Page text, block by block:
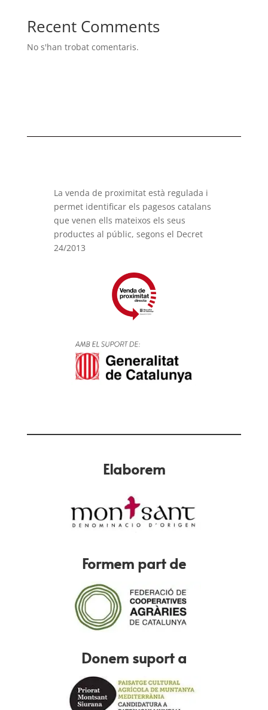
Recent Comments
No s'han trobat comentaris.
La venda de proximitat està regulada i
permet identificar els pagesos catalans
que venen ells mateixos els seus
productes al públic, segons el Decret
24/2013
Elaborem
Formem part de
Donem suport a